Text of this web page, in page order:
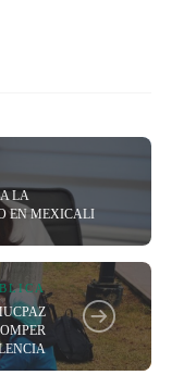
LA
EN MEXICALI